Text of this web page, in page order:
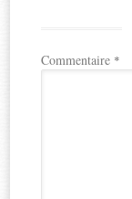
Commentaire *